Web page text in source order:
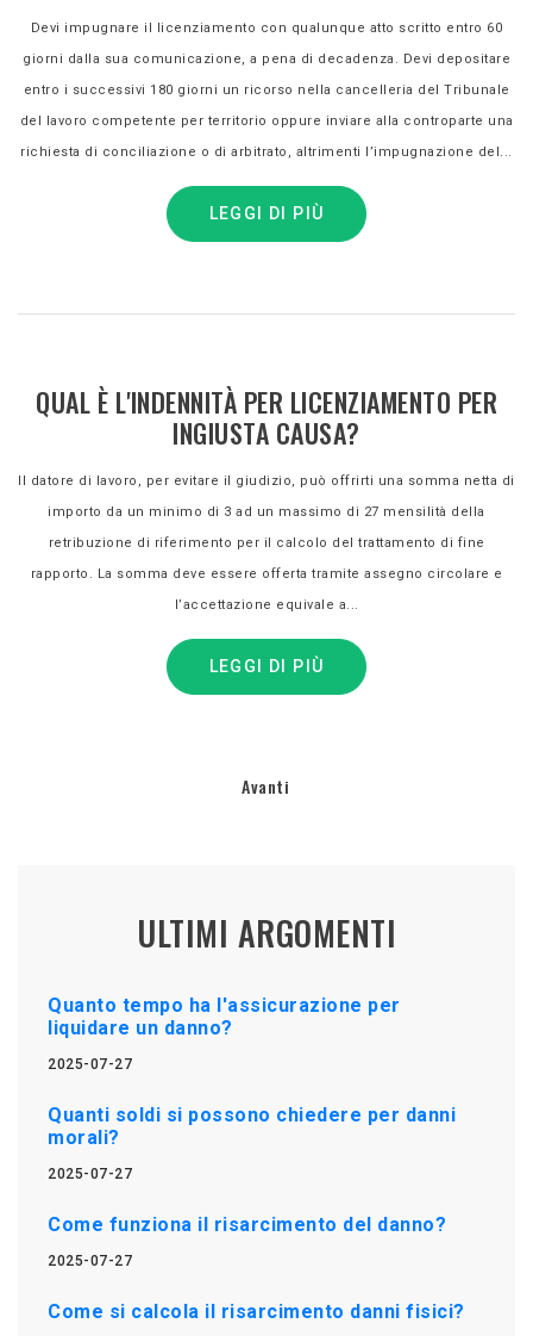
Devi impugnare il licenziamento con qualunque atto scritto entro 60
giorni dalla sua comunicazione, a pena di decadenza. Devi depositare
entro i successivi 180 giorni un ricorso nella cancelleria del Tribunale
del lavoro competente per territorio oppure inviare alla controparte una
richiesta di conciliazione o di arbitrato, altrimenti l’impugnazione del...
LEGGI DI PIÙ
QUAL È L'INDENNITÀ PER LICENZIAMENTO PER
INGIUSTA CAUSA?
Il datore di lavoro, per evitare il giudizio, può offrirti una somma netta di
importo da un minimo di 3 ad un massimo di 27 mensilità della
retribuzione di riferimento per il calcolo del trattamento di fine
rapporto. La somma deve essere offerta tramite assegno circolare e
l’accettazione equivale a...
LEGGI DI PIÙ
Avanti
ULTIMI ARGOMENTI
Quanto tempo ha l'assicurazione per
liquidare un danno?
2025-07-27
Quanti soldi si possono chiedere per danni
morali?
2025-07-27
Come funziona il risarcimento del danno?
2025-07-27
Come si calcola il risarcimento danni fisici?